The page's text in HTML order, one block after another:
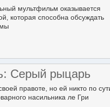
мультфильм оказывается
которая способна обсуждать
Серый рыцарь
правоте, но ей никто по
насильника ле Гри